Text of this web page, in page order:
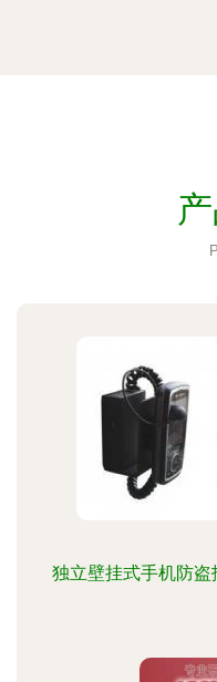
独立壁挂式手机防